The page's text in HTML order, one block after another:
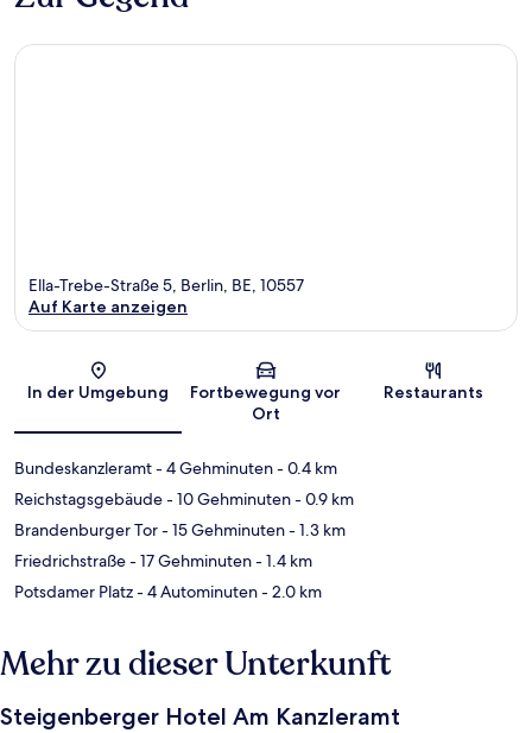
Karte
Ella-Trebe-Straße 5, Berlin, BE, 10557
Auf Karte anzeigen
In der Umgebung
Fortbewegung vor
Ort
Restaurants
Bundeskanzleramt- 4 Gehminuten- 0.4 km
Reichstagsgebäude- 10 Gehminuten- 0.9 km
Brandenburger Tor- 15 Gehminuten- 1.3 km
Friedrichstraße- 17 Gehminuten- 1.4 km
Potsdamer Platz- 4 Autominuten- 2.0 km
Mehr zu dieser Unterkunft
Steigenberger Hotel Am Kanzleramt